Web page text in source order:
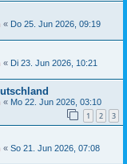
« Do 25. Jun 2026, 09:19
« Di 23. Jun 2026, 10:21
« Mo 22. Jun 2026, 03:10
1 2 3
« So 21. Jun 2026, 07:08